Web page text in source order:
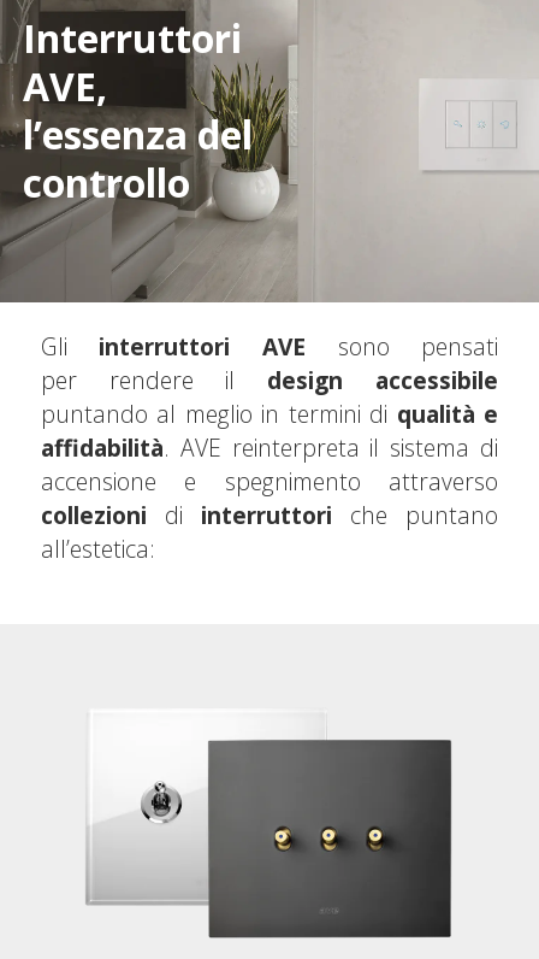
Interruttori
AVE,
l’essenza del
controllo
Gli interruttori AVE sono pensati
per rendere il design accessibile
puntando al meglio in termini di qualità e
affidabilità. AVE reinterpreta il sistema di
accensione e spegnimento attraverso
collezioni di interruttori che puntano
all’estetica: